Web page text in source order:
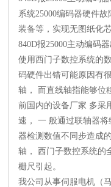
系统25000编码器硬件
装备等，实现无图纸化
840D报25000主动编码
使用西门子数控系统的
码硬件出错可能原因有
轴， 而直线轴指能够位
前国内的设备厂家 多采
速， 一 般通过联轴器
器检测数值不同步造成
轴， 西门子数控系统的
栅尺引起。
我公司从事伺服电机（